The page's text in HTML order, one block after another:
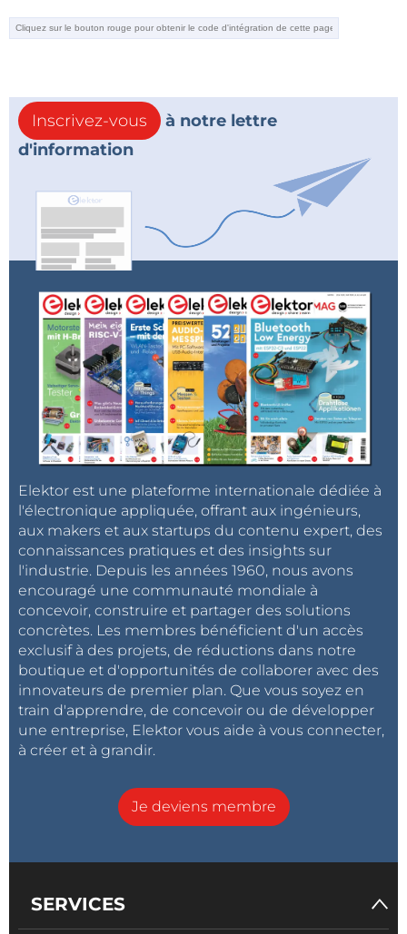
Inscrivez-vous
à notre lettre
d'information
Elektor est une plateforme internationale dédiée à
l'électronique appliquée, offrant aux ingénieurs,
aux makers et aux startups du contenu expert, des
connaissances pratiques et des insights sur
l'industrie. Depuis les années 1960, nous avons
encouragé une communauté mondiale à
concevoir, construire et partager des solutions
concrètes. Les membres bénéficient d'un accès
exclusif à des projets, de réductions dans notre
boutique et d'opportunités de collaborer avec des
innovateurs de premier plan. Que vous soyez en
train d'apprendre, de concevoir ou de développer
une entreprise, Elektor vous aide à vous connecter,
à créer et à grandir.
Je deviens membre
SERVICES